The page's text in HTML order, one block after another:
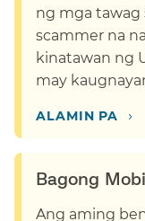
ng mga tawag
scammer na
kinatawan ng
may
ALAMIN PA​​ ›​​
Bagong
Ang aming